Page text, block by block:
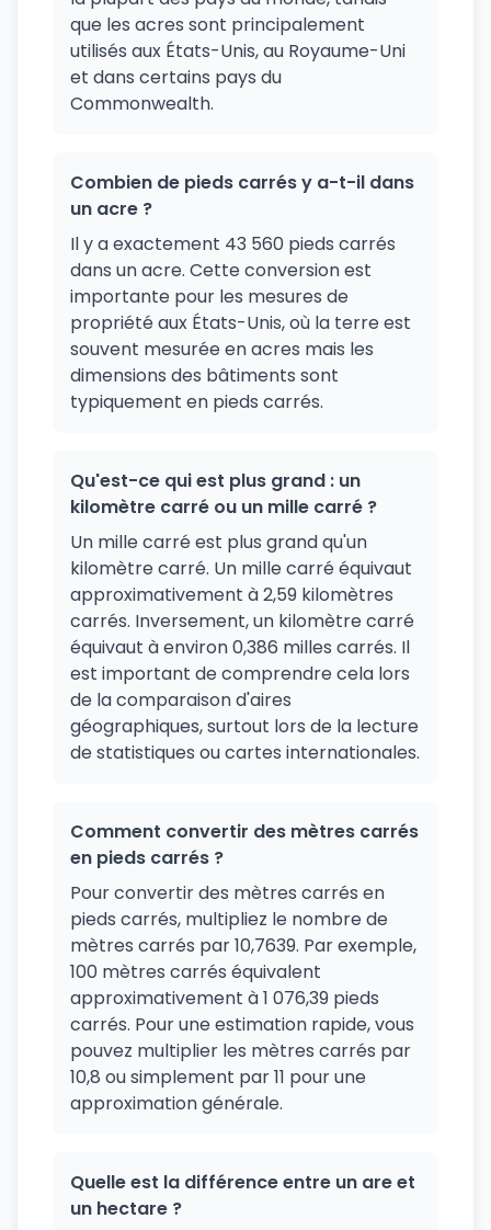
que les acres sont principalement
utilisés aux États-Unis, au Royaume-Uni
et dans certains pays du
Commonwealth.
Combien de pieds carrés y a-t-il dans
un acre ?
Il y a exactement 43 560 pieds carrés
dans un acre. Cette conversion est
importante pour les mesures de
propriété aux États-Unis, où la terre est
souvent mesurée en acres mais les
dimensions des bâtiments sont
typiquement en pieds carrés.
Qu'est-ce qui est plus grand : un
kilomètre carré ou un mille carré ?
Un mille carré est plus grand qu'un
kilomètre carré. Un mille carré équivaut
approximativement à 2,59 kilomètres
carrés. Inversement, un kilomètre carré
équivaut à environ 0,386 milles carrés. Il
est important de comprendre cela lors
de la comparaison d'aires
géographiques, surtout lors de la lecture
de statistiques ou cartes internationales.
Comment convertir des mètres carrés
en pieds carrés ?
Pour convertir des mètres carrés en
pieds carrés, multipliez le nombre de
mètres carrés par 10,7639. Par exemple,
100 mètres carrés équivalent
approximativement à 1 076,39 pieds
carrés. Pour une estimation rapide, vous
pouvez multiplier les mètres carrés par
10,8 ou simplement par 11 pour une
approximation générale.
Quelle est la différence entre un are et
un hectare ?